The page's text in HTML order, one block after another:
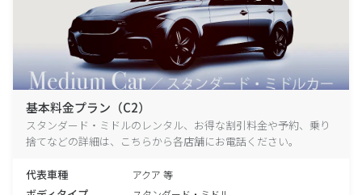
基本料金プラン（C2）
スタンダード・ミドルのレンタル、お得な割引料金や予約、乗り
捨てなどの詳細は、こちらから各店舗にお電話ください。
代表車種 アクア 等